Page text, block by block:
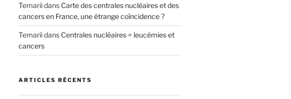
Temariidans Carte des centrales nucléaires et des
cancers en France, une étrange coïncidence ?
Temariidans Centrales nucléaires = leucémies et
cancers
ARTICLES RÉCENTS